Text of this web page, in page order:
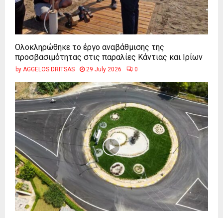
Ολοκληρώθηκε το έργο αναβάθμισης της
προσβασιμότητας στις παραλίες Κάντιας και Ιρίων
by AGGELOS DRITSAS 29 July 2026 0